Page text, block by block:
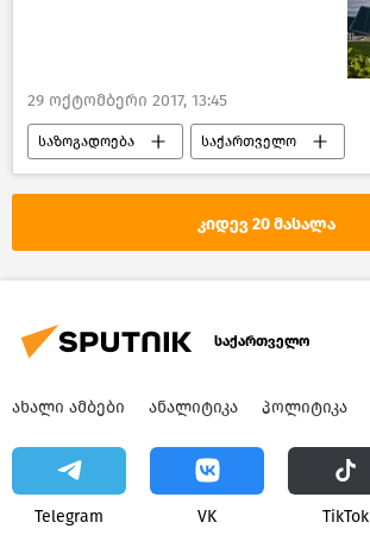
29 ოქტომბერი 2017, 13:45
საზოგადოება საქართველო
კიდევ 20 მასალა
საქართველო
ᲐᲮᲐᲚᲘ ᲐᲛᲑᲔᲑᲘ ᲐᲜᲐᲚᲘᲢᲘᲙᲐ ᲞᲝᲚᲘᲢᲘᲙᲐ
Telegram VK ТikТоk